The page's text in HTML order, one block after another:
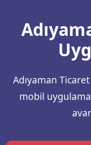
Adıyaman
mobil